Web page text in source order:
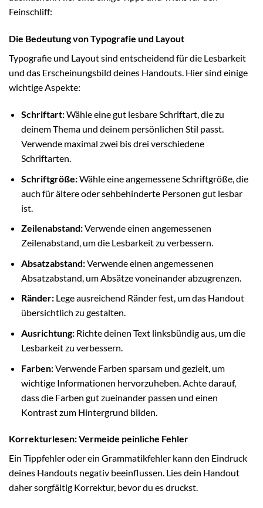
Feinschliff:
Die Bedeutung von Typografie und Layout
Typografie und Layout sind entscheidend für die Lesbarkeit
und das Erscheinungsbild deines Handouts. Hier sind einige
wichtige Aspekte:
Schriftart:Wähle eine gut lesbare Schriftart, die zu
deinem Thema und deinem persönlichen Stil passt.
Verwende maximal zwei bis drei verschiedene
Schriftarten.
Schriftgröße:Wähle eine angemessene Schriftgröße, die
auch für ältere oder sehbehinderte Personen gut lesbar
ist.
Zeilenabstand:Verwende einen angemessenen
Zeilenabstand, um die Lesbarkeit zu verbessern.
Absatzabstand:Verwende einen angemessenen
Absatzabstand, um Absätze voneinander abzugrenzen.
Ränder:Lege ausreichend Ränder fest, um das Handout
übersichtlich zu gestalten.
Ausrichtung:Richte deinen Text linksbündig aus, um die
Lesbarkeit zu verbessern.
Farben:Verwende Farben sparsam und gezielt, um
wichtige Informationen hervorzuheben. Achte darauf,
dass die Farben gut zueinander passen und einen
Kontrast zum Hintergrund bilden.
Korrekturlesen: Vermeide peinliche Fehler
Ein Tippfehler oder ein Grammatikfehler kann den Eindruck
deines Handouts negativ beeinflussen. Lies dein Handout
daher sorgfältig Korrektur, bevor du es druckst.